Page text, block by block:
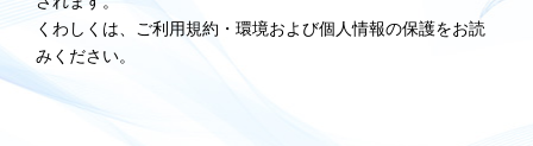
くわしくは、ご利用規約・環境および個人情報の保護をお読
みください。